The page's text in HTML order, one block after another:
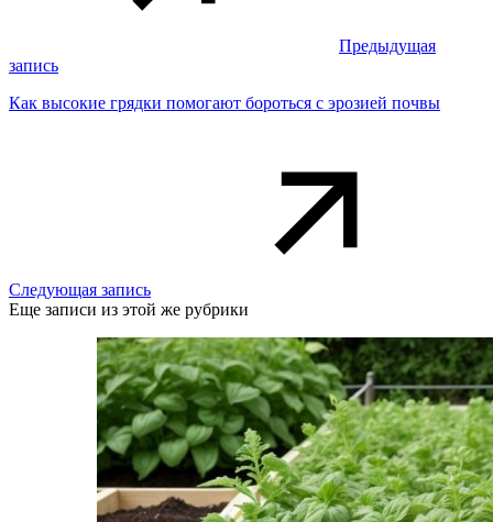
Предыдущая
запись
Как высокие грядки помогают бороться с эрозией почвы
Следующая запись
Еще записи из этой же рубрики